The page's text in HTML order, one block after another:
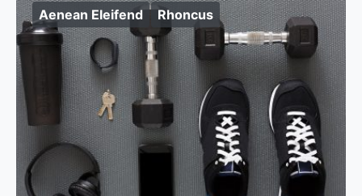
Aenean Eleifend Rhoncus